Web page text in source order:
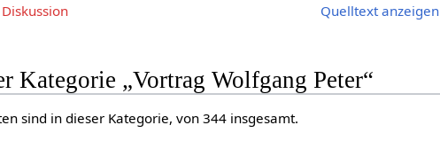
Diskussion Quelltext anzeigen
Kategorie „Vortrag Wolfgang Peter“
sind in dieser Kategorie, von 344 insgesamt.